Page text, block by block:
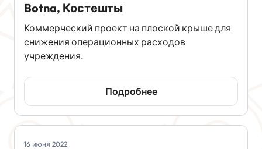
Botna, Костешты
Коммерческий проект на плоской крыше для
снижения операционных расходов
учреждения.
Подробнее
16 июня 2022